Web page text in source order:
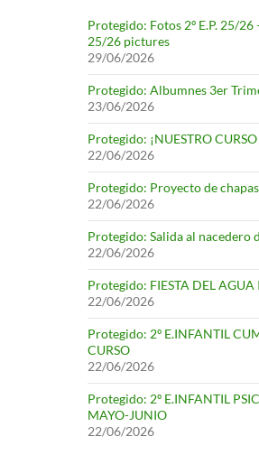
Protegido: Fotos 2º E.P. 25/26
25/26 pictures
29/06/2026
Protegido: Albumnes 3er
23/06/2026
Protegido: ¡NUESTRO CURSO
22/06/2026
Protegido: Proyecto de chapas
22/06/2026
Protegido: Salida al nacedero
22/06/2026
Protegido: FIESTA DEL
22/06/2026
Protegido: 2º E.INFANTIL
CURSO
22/06/2026
Protegido: 2º E.INFANTIL
MAYO-JUNIO
22/06/2026